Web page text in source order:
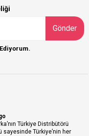
Gönder
Türkiye Distribütörü
Türkiye’nin her